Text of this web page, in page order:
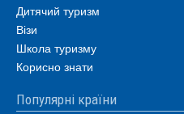
Дитячий туризм
Візи
Школа туризму
Корисно знати
Популярні країни